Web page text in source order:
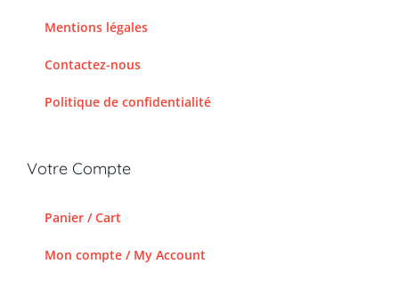
Mentions légales
Contactez-nous
Politique de confidentialité
Votre Compte
Panier / Cart
Mon compte / My Account